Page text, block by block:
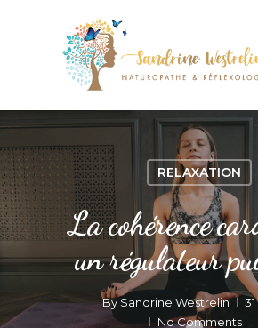
RELAXATION
La cohérence
un régulateur
BySandrine Westrelin
No Comments